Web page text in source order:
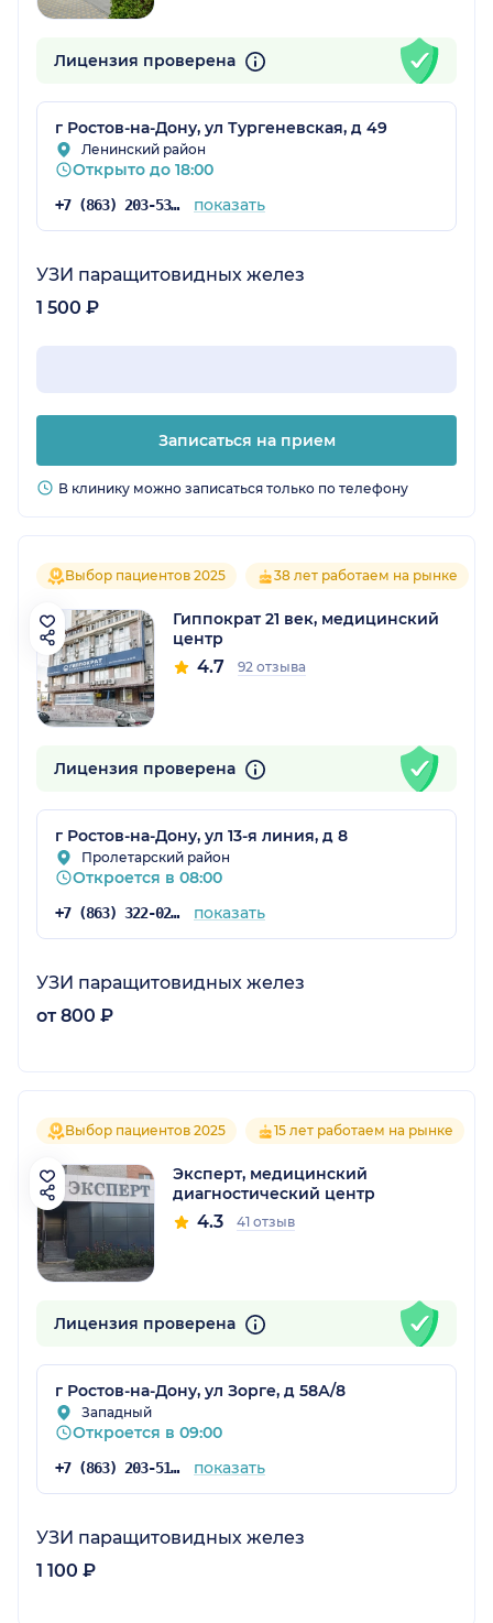
Лицензия проверена
г Ростов-на-Дону, ул Тургеневская, д 49
Ленинский район
Открыто до 18:00
+7 (863) 203-53-57 показать
УЗИ паращитовидных желез
1 500 ₽
Записаться на прием
В клинику можно записаться только по телефону
Выбор пациентов 2025 38 лет работаем на рынке
Гиппократ 21 век, медицинский
центр
4.7 92 отзыва
Лицензия проверена
г Ростов-на-Дону, ул 13-я линия, д 8
Пролетарский район
Откроется в 08:00
+7 (863) 322-02-15 показать
УЗИ паращитовидных желез
от 800 ₽
Выбор пациентов 2025 15 лет работаем на рынке
Эксперт, медицинский
диагностический центр
4.3 41 отзыв
Лицензия проверена
г Ростов-на-Дону, ул Зорге, д 58А/8
Западный
Откроется в 09:00
+7 (863) 203-51-16 показать
УЗИ паращитовидных желез
1 100 ₽